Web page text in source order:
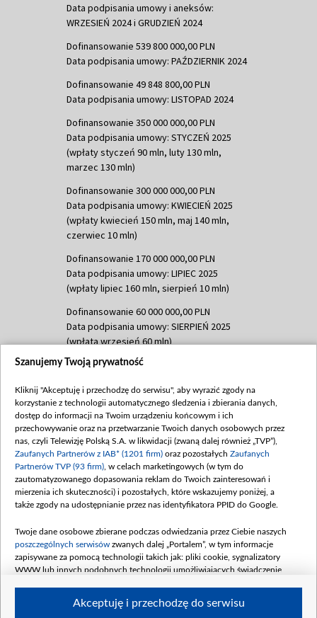
Data podpisania umowy i aneksów:
WRZESIEŃ 2024 i GRUDZIEŃ 2024
Dofinansowanie 539 800 000,00 PLN
Data podpisania umowy: PAŹDZIERNIK 2024
Dofinansowanie 49 848 800,00 PLN
Data podpisania umowy: LISTOPAD 2024
Dofinansowanie 350 000 000,00 PLN
Data podpisania umowy: STYCZEŃ 2025
(wpłaty styczeń 90 mln, luty 130 mln,
marzec 130 mln)
Dofinansowanie 300 000 000,00 PLN
Data podpisania umowy: KWIECIEŃ 2025
(wpłaty kwiecień 150 mln, maj 140 mln,
czerwiec 10 mln)
Dofinansowanie 170 000 000,00 PLN
Data podpisania umowy: LIPIEC 2025
(wpłaty lipiec 160 mln, sierpień 10 mln)
Dofinansowanie 60 000 000,00 PLN
Data podpisania umowy: SIERPIEŃ 2025
(wpłata wrzesień 60 mln)
Dofinansowanie 635 783 051,21 PLN
(wpłata wrzesień 100 mln, październik 350
mln, listopad 265 mln)
Dofinansowanie 48 862 000,00 PLN
Data podpisania umowy: GRUDZIEŃ 2025
(wpłata grudzień 60,548 mln)
Dofinansowanie 900 000 000,00 PLN
Data podpisania umowy: LUTY 2026 (wpłata
kwiecień 180 mln, 7 maja 180 mln, 8
czerwca 90 mln)
Dofinansowanie 250 000 000,00 PLN
4 sierpnia 250 mln
Szanujemy Twoją prywatność
Kliknij "Akceptuję i przechodzę do serwisu", aby wyrazić zgody na
korzystanie z technologii automatycznego śledzenia i zbierania danych,
dostęp do informacji na Twoim urządzeniu końcowym i ich
przechowywanie oraz na przetwarzanie Twoich danych osobowych przez
nas, czyli Telewizję Polską S.A. w likwidacji (zwaną dalej również „TVP”),
Zaufanych Partnerów z IAB* (1201 firm) oraz pozostałych Zaufanych
Partnerów TVP (93 firm) , w celach marketingowych (w tym do
zautomatyzowanego dopasowania reklam do Twoich zainteresowań i
mierzenia ich skuteczności) i pozostałych, które wskazujemy poniżej, a
także zgody na udostępnianie przez nas identyfikatora PPID do Google.
Twoje dane osobowe zbierane podczas odwiedzania przez Ciebie naszych
poszczególnych serwisów zwanych dalej „Portalem”, w tym informacje
zapisywane za pomocą technologii takich jak: pliki cookie, sygnalizatory
WWW lub innych podobnych technologii umożliwiających świadczenie
Akceptuję i przechodzę do serwisu